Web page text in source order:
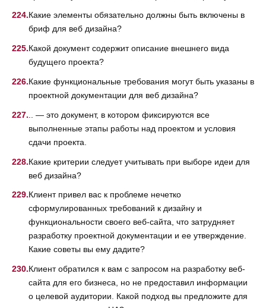
Какие элементы обязательно должны быть включены в
бриф для веб дизайна?
Какой документ содержит описание внешнего вида
будущего проекта?
Какие функциональные требования могут быть указаны в
проектной документации для веб дизайна?
.. — это документ, в котором фиксируются все
выполненные этапы работы над проектом и условия
сдачи проекта.
Какие критерии следует учитывать при выборе идеи для
веб дизайна?
Клиент привел вас к проблеме нечетко
сформулированных требований к дизайну и
функциональности своего веб-сайта, что затрудняет
разработку проектной документации и ее утверждение.
Какие советы вы ему дадите?
Клиент обратился к вам с запросом на разработку веб-
сайта для его бизнеса, но не предоставил информации
о целевой аудитории. Какой подход вы предложите для